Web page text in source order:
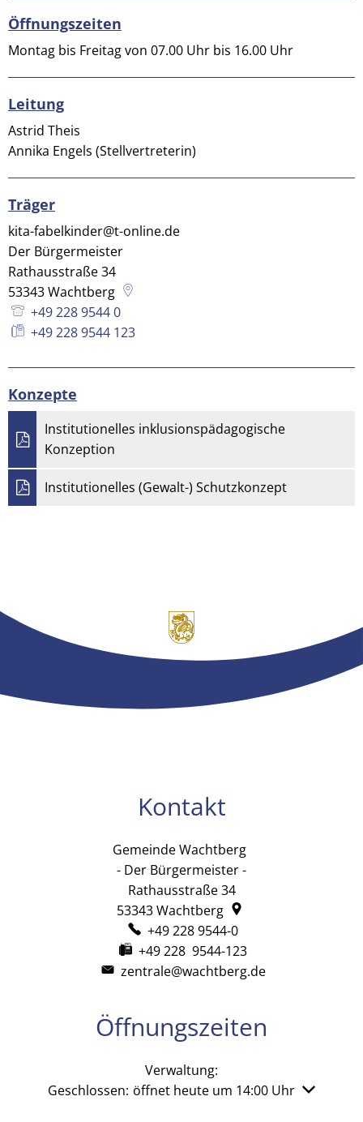
Öffnungszeiten
Montag bis Freitag von 07.00 Uhr bis 16.00 Uhr
Leitung
Astrid Theis
Annika Engels (Stellvertreterin)
Träger
kita-fabelkinder@t-online.de
Der Bürgermeister
Rathausstraße 34
53343Wachtberg
+49 228 9544 0
+49 228 9544 123
Konzepte
Institutionelles inklusionspädagogische
Konzeption
Institutionelles (Gewalt-) Schutzkonzept
Kontakt
Gemeinde Wachtberg
- Der Bürgermeister -
Rathausstraße 34
53343Wachtberg
+49 228 9544-0
+49 228 9544-123
zentrale@wachtberg.de
Öffnungszeiten
Verwaltung:
Klicken, um weitere Öffnungs- oder Schließzeiten
Geschlossen: öffnet heute um 14:00 Uhr